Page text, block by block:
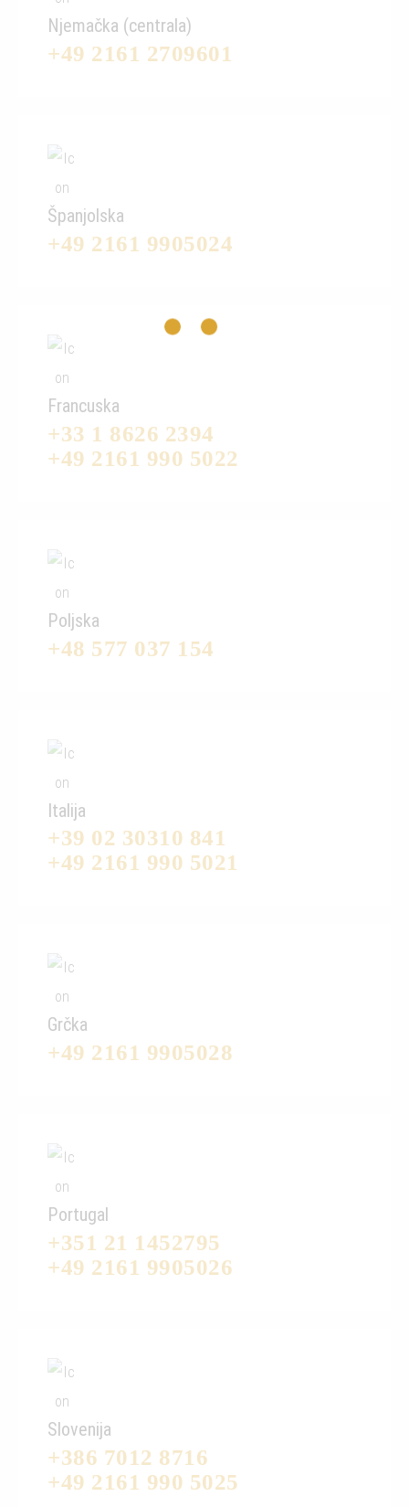
Njemačka (centrala)
+49 2161 2709601
Španjolska
+49 2161 9905024
Francuska
+33 1 8626 2394
+49 2161 990 5022
Poljska
+48 577 037 154
Italija
+39 02 30310 841
+49 2161 990 5021
Grčka
+49 2161 9905028
Portugal
+351 21 1452795
+49 2161 9905026
Slovenija
+386 7012 8716
+49 2161 990 5025